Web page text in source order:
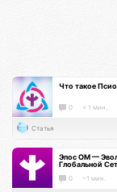
Что такое
0 < 1 мин.
Статья
Эпос ОМ —
Глобальной
0 ~1 мин.